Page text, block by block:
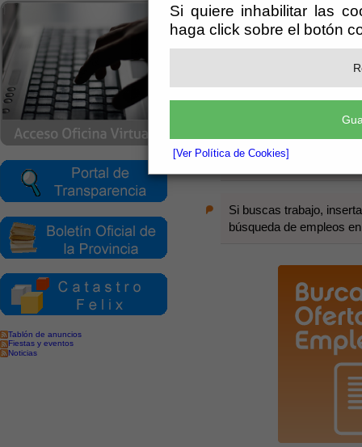
Si quiere inhabilitar las
haga click sobre el botón
[Ver Política de Cookies]
Tablón de anuncios
Fiestas y eventos
Noticias
conectar a las empresas con
Nuestra bolsa de empleo
Catálogo Nacional de
el sistema de búsquedas e
Tanto si eres empresa como
Si eres empresa,
Si buscas trabajo,
búsqueda de empleos